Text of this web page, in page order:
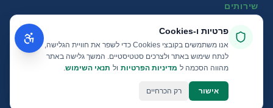
שירותים
צמחיית פנים
גגות ומרפסות
פרויקטי בנייה
מחזור מים
פרטיות ו‑Cookies
אנו משתמשים בקובצי Cookies כדי לשפר את חוויית הגלישה,
לנתח שימוש באתר ולצרכים סטטיסטיים. המשך גלישה באתר
מהווה הסכמה ל מדיניות הפרטיות ול תנאי השימוש.
אישור רק הכרחיים